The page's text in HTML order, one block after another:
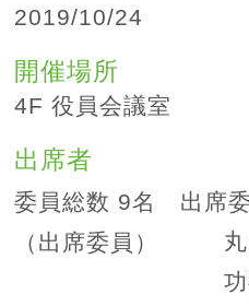
2019/10/24
開催場所
4F 役員会議室
出席者
委員総数 9名 出席
（出席委員）